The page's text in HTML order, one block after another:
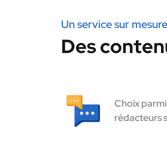
Un service sur
Des
Choix
rédacteurs